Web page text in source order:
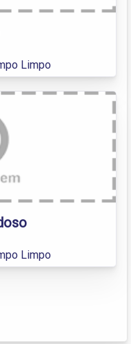
Limpo
Limpo